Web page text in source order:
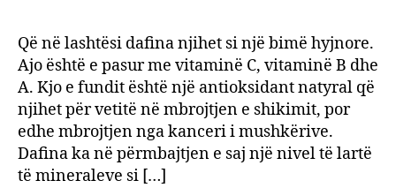
për
flokët
Që në lashtësi dafina njihet si një bimë hyjnore.
Ajo është e pasur me vitaminë C, vitaminë B dhe
A. Kjo e fundit është një antioksidant natyral që
njihet për vetitë në mbrojtjen e shikimit, por
edhe mbrojtjen nga kanceri i mushkërive.
Dafina ka në përmbajtjen e saj një nivel të lartë
të mineraleve si […]